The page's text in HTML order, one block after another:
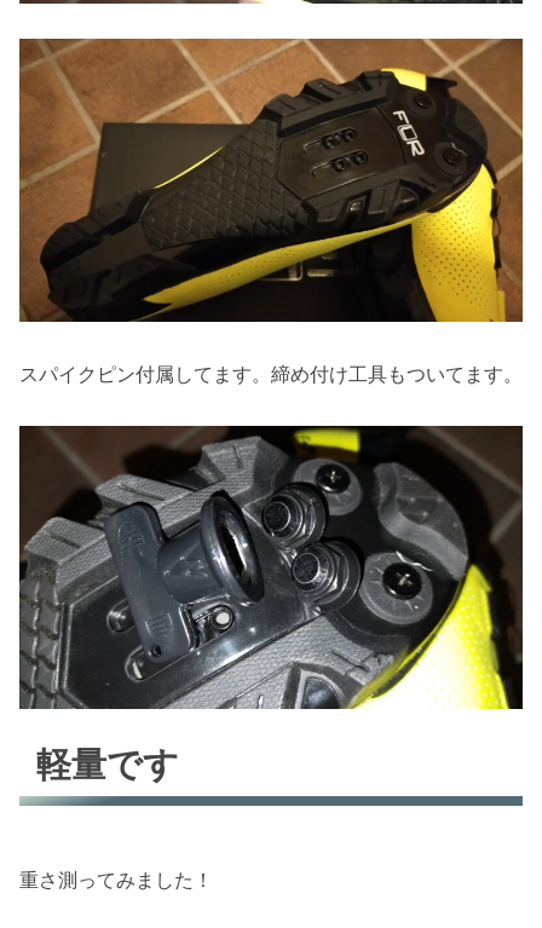
スパイクピン付属してます。締め付け工具もついてます。
軽量です
重さ測ってみました！